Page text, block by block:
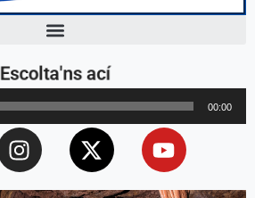
Escolta'ns ací
00:00